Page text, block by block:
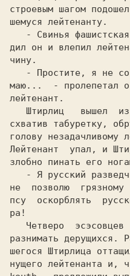
строевым шагом
дил он и влепил
маю...  - пролепетал
схватив табуретку,
голову незадачливому
Лейтенант  упал, и
не  позволю  грязному
псу  оскорблять
разнимать дерущихся.
шегoся Штирлица
нущегo лейтенанта и,